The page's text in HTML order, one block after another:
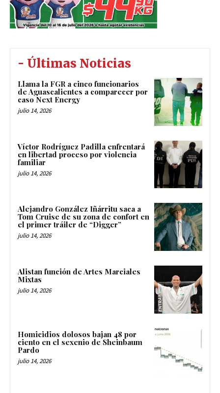
- Últimas Noticias
Llama la FGR a cinco funcionarios
de Aguascalientes a comparecer por
caso Next Energy
julio 14, 2026
Víctor Rodríguez Padilla enfrentará
en libertad proceso por violencia
familiar
julio 14, 2026
Alejandro González Iñárritu saca a
Tom Cruise de su zona de confort en
el primer tráiler de “Digger”
julio 14, 2026
Alistan función de Artes Marciales
Mixtas
julio 14, 2026
Homicidios dolosos bajan 48 por
ciento en el sexenio de Sheinbaum
Pardo
julio 14, 2026